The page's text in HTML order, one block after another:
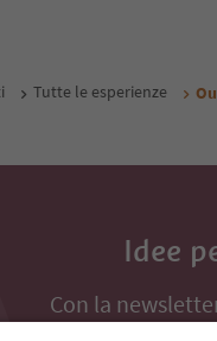
Tutte le esperienze
Idee
Con la